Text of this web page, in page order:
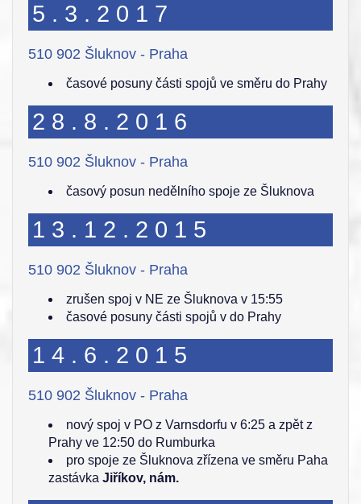
5.3.2017
510 902 Šluknov - Praha
časové posuny části spojů ve směru do Prahy
28.8.2016
510 902 Šluknov - Praha
časový posun nedělního spoje ze Šluknova
13.12.2015
510 902 Šluknov - Praha
zrušen spoj v NE ze Šluknova v 15:55
časové posuny části spojů v do Prahy
14.6.2015
510 902 Šluknov - Praha
nový spoj v PO z Varnsdorfu v 6:25 a zpět z
Prahy ve 12:50 do Rumburka
pro spoje ze Šluknova zřízena ve směru Paha
zastávka Jiříkov, nám.